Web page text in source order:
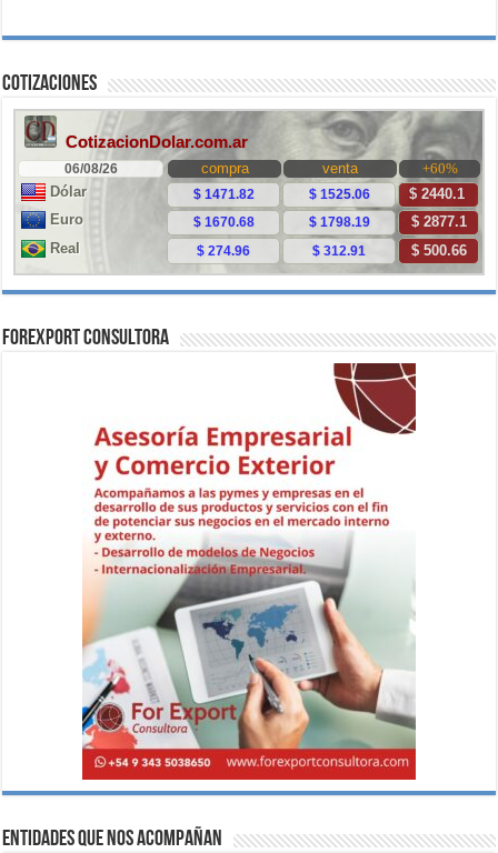
Cotizaciones
ForExport Consultora
Entidades que nos acompañan